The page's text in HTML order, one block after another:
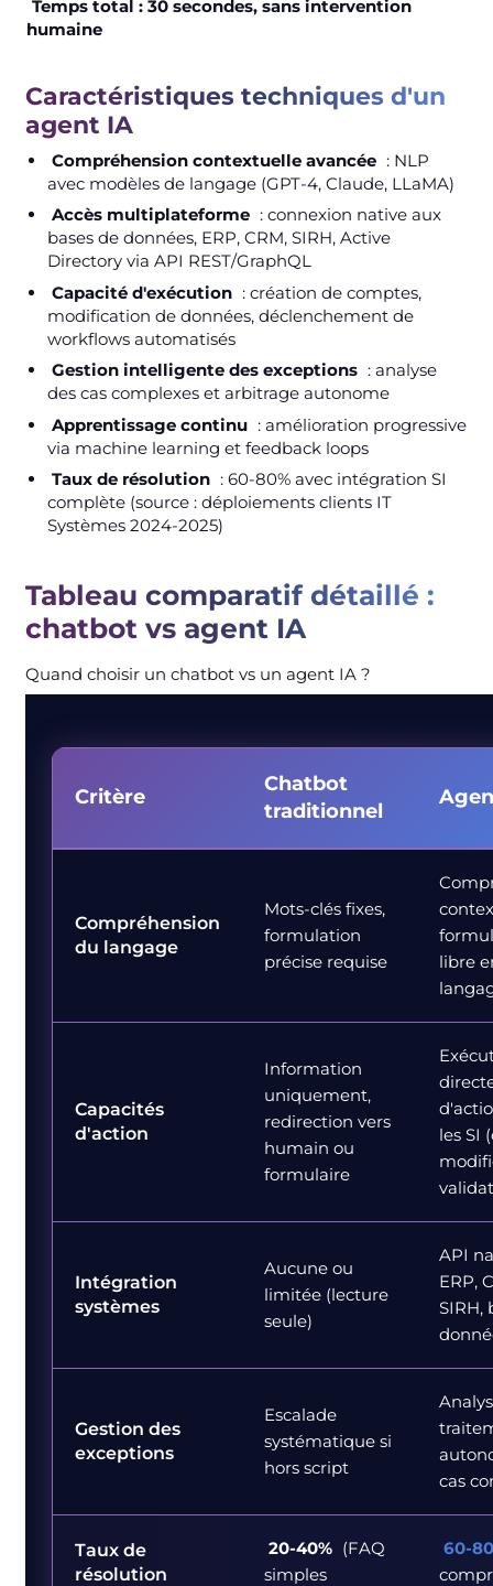
Temps total : 30 secondes, sans intervention
humaine
Caractéristiques techniques d'un
agent IA
Compréhension contextuelle avancée : NLP
avec modèles de langage (GPT-4, Claude, LLaMA)
Accès multiplateforme : connexion native aux
bases de données, ERP, CRM, SIRH, Active
Directory via API REST/GraphQL
Capacité d'exécution : création de comptes,
modification de données, déclenchement de
workflows automatisés
Gestion intelligente des exceptions : analyse
des cas complexes et arbitrage autonome
Apprentissage continu : amélioration progressive
via machine learning et feedback loops
Taux de résolution : 60-80% avec intégration SI
complète (source : déploiements clients IT
Systèmes 2024-2025)
Tableau comparatif détaillé :
chatbot vs agent IA
Quand choisir un chatbot vs un agent IA ?
Critère
Chatbot
traditionnel
Compréhension
du langage
Mots-clés fixes,
formulation
précise requise
libre
Capacités
d'action
Information
uniquement,
redirection vers
humain ou
formulaire
les SI
Intégration
systèmes
Aucune ou
limitée (lecture
seule)
API
ERP,
SIRH,
Gestion des
exceptions
Escalade
systématique si
hors script
cas
Taux de
résolution
20-40% (FAQ
simples
60-